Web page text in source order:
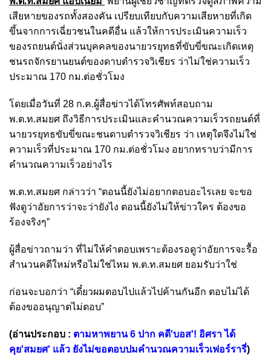
เสียหายของรถทั้งสองคัน เปรียบเทียบกับความเสียหายที่เกิด
ขึ้นจากการเฉี่ยวชนในคดีอื่น แล้วให้การประเมินความเร็ว
ของรถยนต์นั่งส่วนบุคคลของนายวรยุทธที่ขับขี่ขณะเกิดเหตุ
ชนรถจักรยานยนต์ของดาบตำรวจวิเชียร ว่าไม่ใช่ความเร็ว
ประมาณ 170 กม.ต่อชั่วโมง
โดยเมื่อวันที่ 28 ก.ค.ผู้สื่อข่าวได้โทรศัพท์สอบถาม
พ.ต.ท.สมยศ ถึงวิธีการประเมินและคำนวณความเร็วรถยนต์ที่
นายวรยุทธขับขี่ขณะชนดาบตำรวจวิเชียร ว่า เหตุใดจึงไม่ใช่
ความเร็วที่ประมาณ 170 กม.ต่อชั่วโมง อยากทราบว่ามีการ
คำนวณความเร็วอย่างไร
พ.ต.ท.สมยศ กล่าวว่า “ตอนนี้ยังไม่อยากตอบอะไรเลย จะขอ
ฟังดูว่าอัยการว่าจะว่ายังไง ตอนนี้ยังไม่ให้ข่าวใคร ต้องขอ
ร้องจริงๆ”
ผู้สื่อข่าวถามว่า ที่ไม่ให้คำตอบเพราะต้องรอดูว่าอัยการจะรื้อ
สำนวนคดีใหม่หรือไม่ใช่ไหม พ.ต.ท.สมยศ ยอมรับว่าใช่
ก่อนจะบอกว่า “เดี๋ยวผมตอบไปแล้วไปค้านกันอีก ตอบไม่ได้
ต้องขออนุญาตไม่ตอบ”
(อ่านประกอบ : ตามหาพยาน 6 ปาก คดี'บอส'! อิศรา ได้
คุย'สมยศ' แล้ว ยังไม่ขอตอบปมคำนวณความเร็วเฟอร์รารี่)